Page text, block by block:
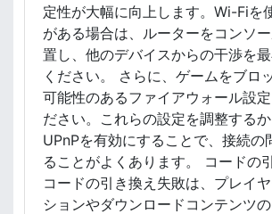
定性が大幅に向上します。Wi-Fiを
がある場合は、ルーターをコンソ
置し、他のデバイスからの干渉を
ください。 さらに、ゲームをブロ
可能性のあるファイアウォール設定
ださい。これらの設定を調整する
UPnPを有効にすることで、接続の
ることがよくあります。 コードの
コードの引き換え失敗は、プレイ
ションやダウンロードコンテンツ